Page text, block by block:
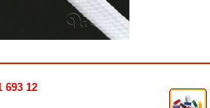
693 12